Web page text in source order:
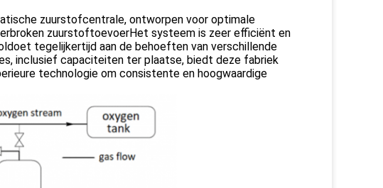
zuurstofcentrale, ontworpen voor optimale
zuurstoftoevoerHet systeem is zeer efficiënt en
tegelijkertijd aan de behoeften van verschillende
inclusief capaciteiten ter plaatse, biedt deze fabriek
technologie om consistente en hoogwaardige